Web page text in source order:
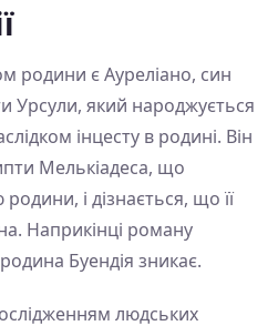
родини є Ауреліано, син
Урсули, який народжується
інцесту в родині. Він
Мелькіадеса, що
і дізнається, що її
Наприкінці роману
Буендія зникає.
людських